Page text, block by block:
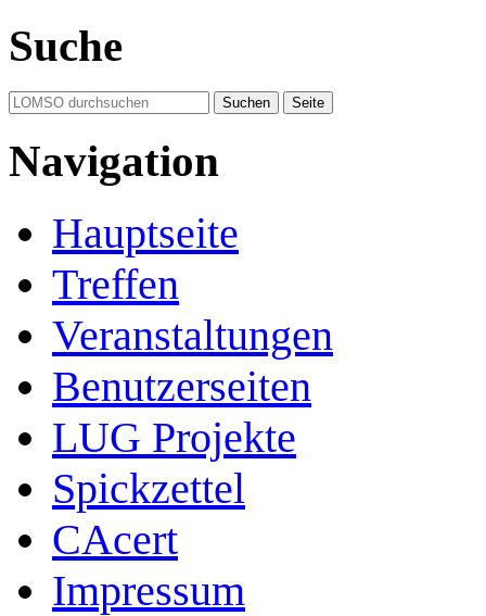
Suche
Navigation
Hauptseite
Treffen
Veranstaltungen
Benutzerseiten
LUG Projekte
Spickzettel
CAcert
Impressum